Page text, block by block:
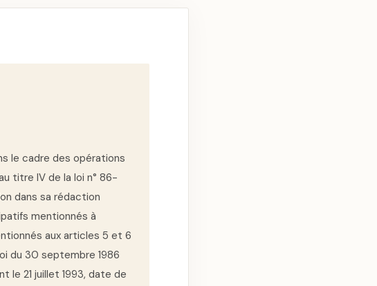
le cadre des opérations
titre IV de la loi n° 86-
dans sa rédaction
mentionnés à
aux articles 5 et 6
du 30 septembre 1986
le 21 juillet 1993, date de